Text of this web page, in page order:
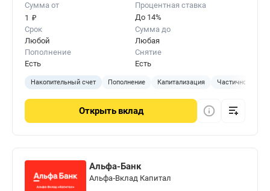
Сумма от
1 ₽
Процентная ставка
До 14%
Срок
Любой
Сумма до
Любая
Пополнение
Есть
Снятие
Есть
Накопительный счет Пополнение Капитализация Частичное
Открыть вклад
Альфа-Банк
Альфа‑Вклад Капитал